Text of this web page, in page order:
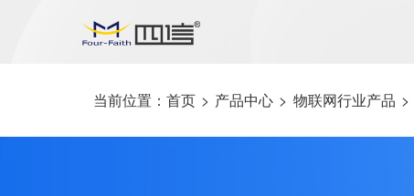
当前位置： 首页 > 产品中心 > 物联网行业产品 >